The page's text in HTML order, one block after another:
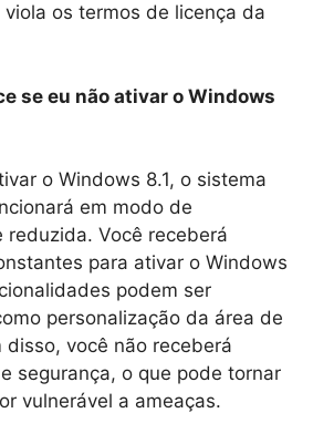
os termos de licença da
se eu não ativar o Windows
o Windows 8.1, o sistema
em modo de
reduzida. Você receberá
para ativar o Windows
podem ser
personalização da área de
disso, você não receberá
segurança, o que pode tornar
vulnerável a ameaças.